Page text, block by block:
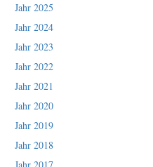
Jahr 2025
Jahr 2024
Jahr 2023
Jahr 2022
Jahr 2021
Jahr 2020
Jahr 2019
Jahr 2018